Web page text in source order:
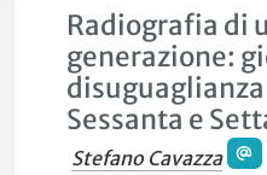
Radiografia di
generazione:
Sessanta e
Stefano Cavazza